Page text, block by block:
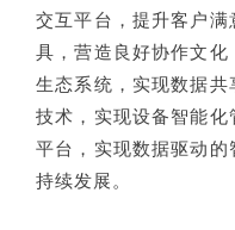
交互平台，提升客户
具，营造良好协作文
生态系统，实现数据
技术，实现设备智能
平台，实现数据驱动
持续发展。